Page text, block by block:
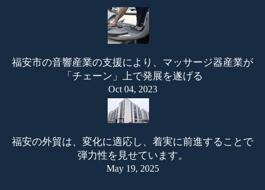
福安市の音響産業の支援により、マッサージ器産業が
「チェーン」上で発展を遂げる
Oct 04, 2023
福安の外貿は、変化に適応し、着実に前進することで
弾力性を見せています。
May 19, 2025